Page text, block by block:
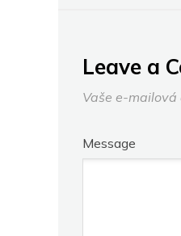
Leave a
Vaše e-mailová
Message